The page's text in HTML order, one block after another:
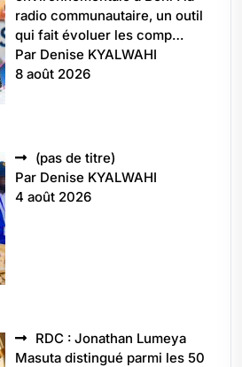
radio communautaire, un outil
qui fait évoluer les comp…
Par Denise KYALWAHI
8 août 2026
(pas de titre)
5496
Par Denise KYALWAHI
4 août 2026
RDC : Jonathan Lumeya
Masuta distingué parmi les 50